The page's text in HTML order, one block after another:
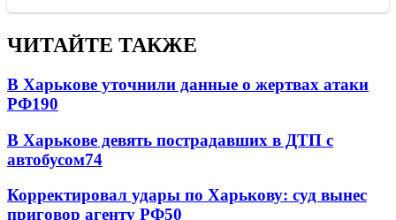
ЧИТАЙТЕ ТАКЖЕ
В Харькове уточнили данные о жертвах атаки
РФ190
В Харькове девять пострадавших в ДТП с
автобусом74
Корректировал удары по Харькову: суд вынес
приговор агенту РФ50